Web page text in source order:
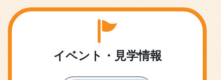
イベント・見学情報